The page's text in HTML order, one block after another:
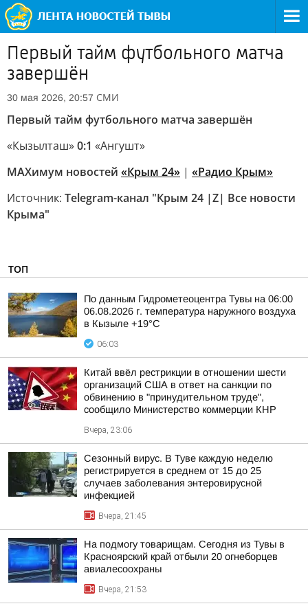
Первый тайм футбольного матча
завершён
30 мая 2026, 20:57 СМИ
Первый тайм футбольного матча завершён
«Кызылташ»0:1 «Ангушт»
MAXимум новостей «Крым 24» | «Радио Крым»
Источник: Telegram-канал "Крым 24 |Z| Все новости
Крыма"
ТОП
По данным Гидрометеоцентра Тувы на 06:00
06.08.2026 г. температура наружного воздуха
в Кызыле +19°С
06:03
Китай ввёл рестрикции в отношении шести
организаций США в ответ на санкции по
обвинению в "принудительном труде",
сообщило Министерство коммерции КНР
Вчера, 23:06
Сезонный вирус. В Туве каждую неделю
регистрируется в среднем от 15 до 25
случаев заболевания энтеровирусной
инфекцией
Вчера, 21:45
На подмогу товарищам. Сегодня из Тувы в
Красноярский край отбыли 20 огнеборцев
авиалесоохраны
Вчера, 21:53